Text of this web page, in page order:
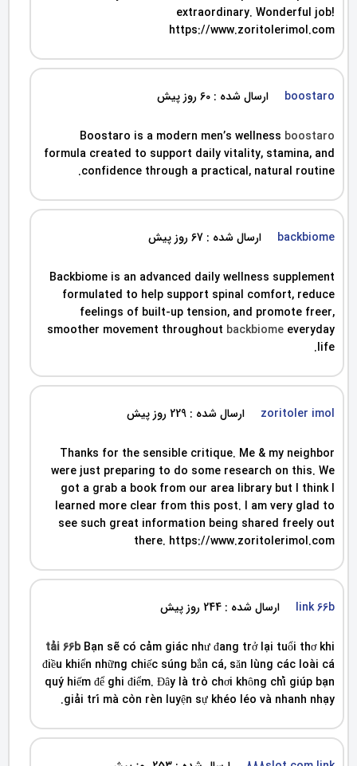
extraordinary. Wonderful job!
https://www.zoritolerimol.com
boostaro ارسال شده : 60 روز پیش
Boostaro is a modern men’s wellness boostaro
formula created to support daily vitality, stamina, and
confidence through a practical, natural routine.
backbiome ارسال شده : 67 روز پیش
Backbiome is an advanced daily wellness supplement
formulated to help support spinal comfort, reduce
feelings of built-up tension, and promote freer,
smoother movement throughout backbiome everyday
life.
zoritoler imol ارسال شده : 229 روز پیش
Thanks for the sensible critique. Me & my neighbor
were just preparing to do some research on this. We
got a grab a book from our area library but I think I
learned more clear from this post. I am very glad to
see such great information being shared freely out
there. https://www.zoritolerimol.com
link 66b ارسال شده : 244 روز پیش
tải 66bBạn sẽ có cảm giác như đang trở lại tuổi thơ khi
điều khiển những chiếc súng bắn cá, săn lùng các loài cá
quý hiếm để ghi điểm. Đây là trò chơi không chỉ giúp bạn
giải trí mà còn rèn luyện sự khéo léo và nhanh nhạy.